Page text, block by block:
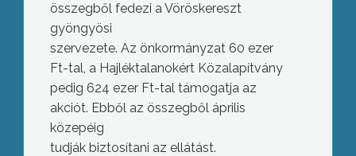
összegből fedezi a Vöröskereszt
gyöngyösi
szervezete. Az önkormányzat 60 ezer
Ft-tal, a Hajléktalanokért Közalapítvány
pedig 624 ezer Ft-tal támogatja az
akciót. Ebből az összegből április
közepéig
tudják biztosítani az ellátást.